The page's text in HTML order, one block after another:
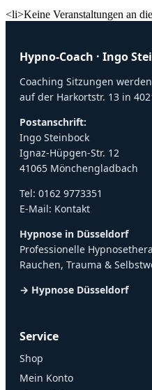
<li>Keine Veranstaltungen an
Hypno-Coach · Ingo
Coaching Sitzungen
auf der Harkortstr. 13 in
Postanschrift:
Ingo Steinbock
Ignaz-Hüpgen-Str. 12
41065 Mönchengladbach
Tel: 0162 9773351
E-Mail: Kontakt
Hypnose in Düsseldorf
Professionelle
Rauchen, Trauma &
→ Hypnose Düsseldorf
Service
Shop
Mein Konto